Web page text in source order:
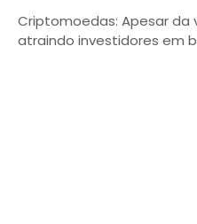
Criptomoedas: Apesar da
atraindo investidores em